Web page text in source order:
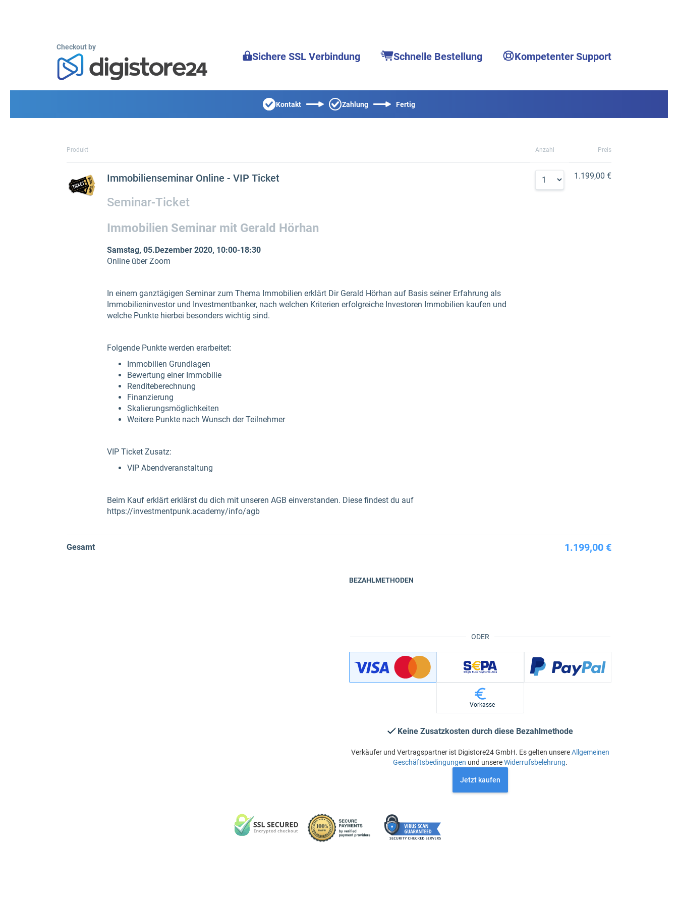
Checkout by
Sichere SSL Verbindung Schnelle Bestellung Kompetenter Support
Kontakt Zahlung Fertig
Produkt Anzahl Preis
Immobilienseminar Online - VIP Ticket
Seminar-Ticket
Immobilien Seminar mit Gerald Hörhan
Samstag, 05.Dezember 2020, 10:00-18:30
Online über Zoom
In einem ganztägigen Seminar zum Thema Immobilien erklärt Dir Gerald Hörhan auf Basis seiner Erfahrung als
Immobilieninvestor und Investmentbanker, nach welchen Kriterien erfolgreiche Investoren Immobilien kaufen und
welche Punkte hierbei besonders wichtig sind.
Folgende Punkte werden erarbeitet:
Immobilien Grundlagen
Bewertung einer Immobilie
Renditeberechnung
Finanzierung
Skalierungsmöglichkeiten
Weitere Punkte nach Wunsch der Teilnehmer
VIP Ticket Zusatz:
VIP Abendveranstaltung
Beim Kauf erklärt erklärst du dich mit unseren AGB einverstanden. Diese findest du auf
https://investmentpunk.academy/info/agb
1.199,00 €
Gesamt 1.199,00 €
ODER
BEZAHLMETHODEN
Vorkasse
Keine Zusatzkosten durch diese Bezahlmethode
Verkäufer und Vertragspartner ist Digistore24 GmbH. Es gelten unsereAllgemeinen
Geschäftsbedingungen und unsereWiderrufsbelehrung.
Jetzt kaufen